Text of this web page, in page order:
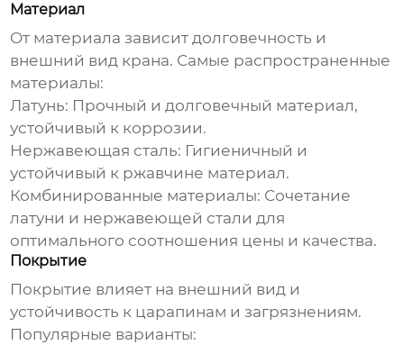
Материал
От материала зависит долговечность и
внешний вид крана. Самые распространенные
материалы:
Латунь: Прочный и долговечный материал,
устойчивый к коррозии.
Нержавеющая сталь: Гигиеничный и
устойчивый к ржавчине материал.
Комбинированные материалы: Сочетание
латуни и нержавеющей стали для
оптимального соотношения цены и качества.
Покрытие
Покрытие влияет на внешний вид и
устойчивость к царапинам и загрязнениям.
Популярные варианты: